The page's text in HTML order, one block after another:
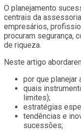
O planejamento
centrais da
empresários,
procuram segurança,
de riqueza.
Neste artigo
por que planejar
quais
limites);
estratégias
tendências e
sucessões;